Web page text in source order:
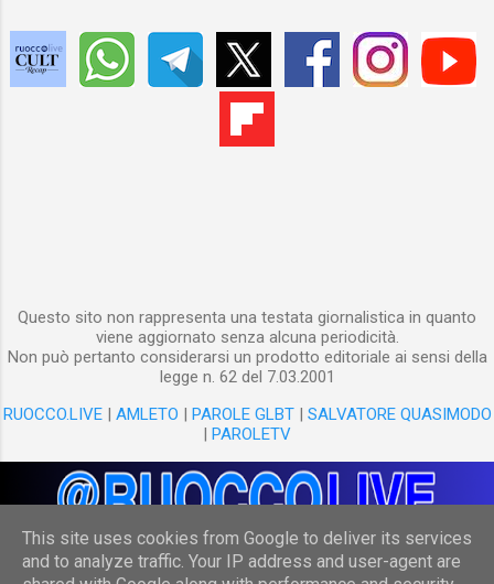
Questo sito non rappresenta una testata giornalistica in quanto
viene aggiornato senza alcuna periodicità.
Non può pertanto considerarsi un prodotto editoriale ai sensi della
legge n. 62 del 7.03.2001
RUOCCO.LIVE| AMLETO | PAROLE GLBT| SALVATORE QUASIMODO
| PAROLETV
This site uses cookies from Google to deliver its services
and to analyze traffic. Your IP address and user-agent are